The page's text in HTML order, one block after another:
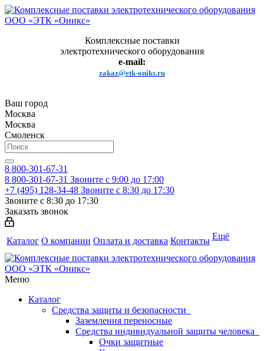
Комплексные поставки
электротехнического оборудования
e-mail:
zakaz@etk-oniks.ru
Ваш город
Москва
Москва
Смоленск
8 800-301-67-31
8 800-301-67-31 Звоните с 9:00 до 17:00
+7 (495) 128-34-48 Звоните с 8:30 до 17:30
Звоните с 8:30 до 17:30
Заказать звонок
Каталог О компании Оплата и доставка Контакты Ещё
Меню
Каталог
Средства защиты и безопасности
Заземления переносные
Средства индивидуальной защиты человека
Очки защитные